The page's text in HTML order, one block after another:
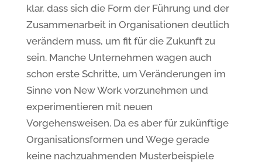
klar, dass sich die Form der Führung und der
Zusammenarbeit in Organisationen deutlich
verändern muss, um fit für die Zukunft zu
sein. Manche Unternehmen wagen auch
schon erste Schritte, um Veränderungen im
Sinne von New Work vorzunehmen und
experimentieren mit neuen
Vorgehensweisen. Da es aber für zukünftige
Organisationsformen und Wege gerade
keine nachzuahmenden Musterbeispiele